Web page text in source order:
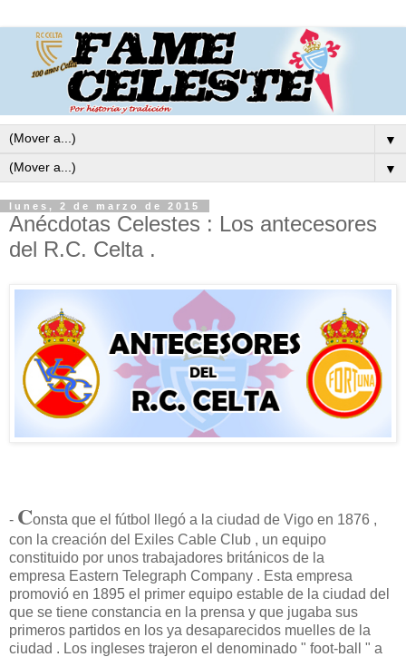
▼
▼
lunes, 2 de marzo de 2015
Anécdotas Celestes : Los antecesores
del R.C. Celta .
- Consta que el fútbol llegó a la ciudad de Vigo en 1876 ,
con la creación del Exiles Cable Club , un equipo
constituido por unos trabajadores británicos de la
empresa Eastern Telegraph Company . Esta empresa
promovió en 1895 el primer equipo estable de la ciudad del
que se tiene constancia en la prensa y que jugaba sus
primeros partidos en los ya desaparecidos muelles de la
ciudad . Los ingleses trajeron el denominado " foot-ball " a